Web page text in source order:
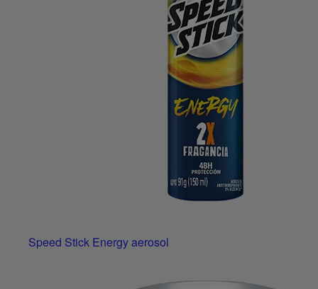
Speed Stick Energy aerosol